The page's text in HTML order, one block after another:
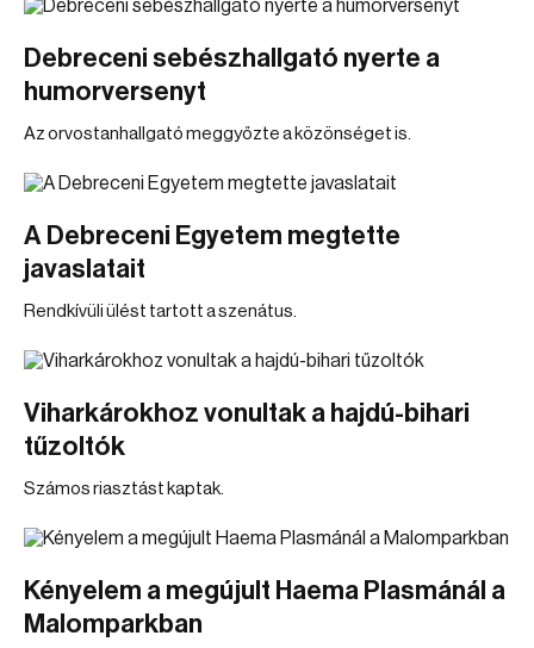
Debreceni sebészhallgató nyerte a
humorversenyt
Az orvostanhallgató meggyőzte a közönséget is.
A Debreceni Egyetem megtette
javaslatait
Rendkívüli ülést tartott a szenátus.
Viharkárokhoz vonultak a hajdú-bihari
tűzoltók
Számos riasztást kaptak.
Kényelem a megújult Haema Plasmánál a
Malomparkban